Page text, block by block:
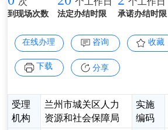
到现场次数 法定办结时限 承诺办结时限
在线办理 咨询 收藏
下载 分享
受理
机构
兰州市城关区人力
资源和社会保障局
实施
编码